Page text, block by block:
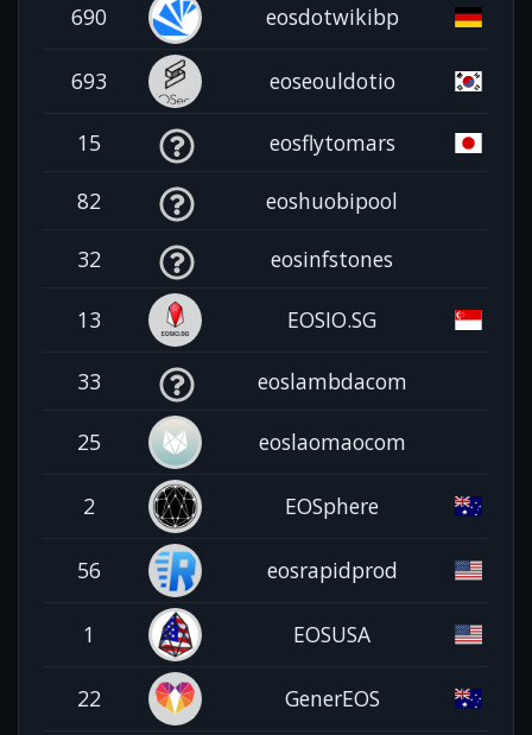
690 eosdotwikibp
693 eoseouldotio
15 eosflytomars
82 eoshuobipool
32 eosinfstones
13 EOSIO.SG
33 eoslambdacom
25 eoslaomaocom
2 EOSphere
56 eosrapidprod
1 EOSUSA
22 GenerEOS